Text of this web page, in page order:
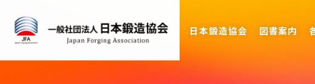
日本鍛造協会 図書案内